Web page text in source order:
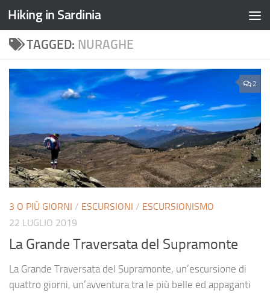
Hiking in Sardinia
TAGGED: NURAGHE
2
3 O PIÙ GIORNI / ESCURSIONI / ESCURSIONISMO
22 LUGLIO 2019
La Grande Traversata del Supramonte
La Grande Traversata del Supramonte, un’escursione di
quattro giorni, un’avventura tra le più belle ed appaganti